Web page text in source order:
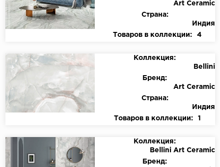
Art Ceramic
Страна:
Индия
Товаров в коллекции:
4
Коллекция:
Bellini
Бренд:
Art Ceramic
Страна:
Индия
Товаров в коллекции:
1
Коллекция:
Bellini Art Ceramic
Бренд: